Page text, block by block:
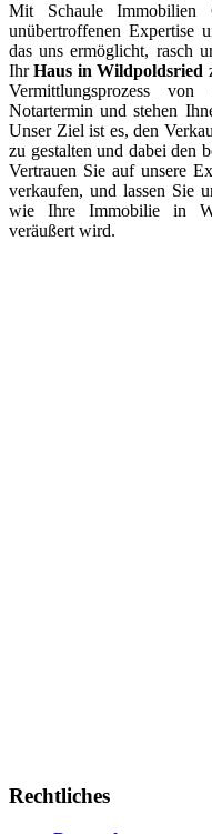
Mit Schaule Immobilien
unübertroffenen Expertise
das uns ermöglicht, rasch
IhrHaus in Wildpoldsried
Vermittlungsprozess
Notartermin und stehen
Unser Ziel ist es, den
zu gestalten und dabei den
Vertrauen Sie auf unsere
verkaufen, und lassen Sie
wie Ihre Immobilie in
veräußert wird.
Rechtliches